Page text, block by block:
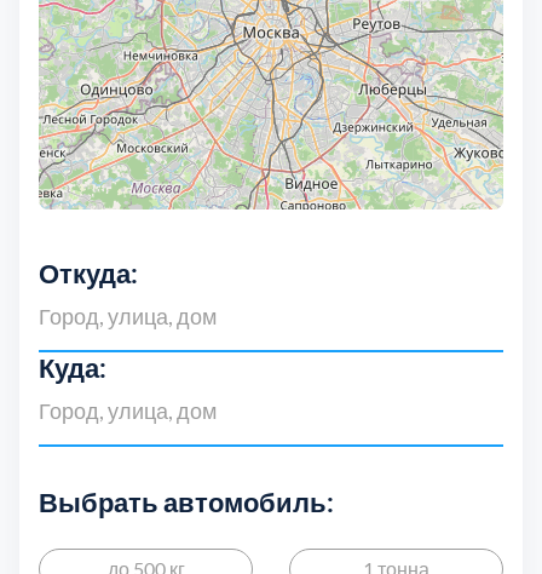
Откуда:
Куда:
Выбрать автомобиль:
до 500 кг 1 тонна
Дмитровский 7
Долгопрудный 2
Домодедовский 7
Егорьевский
Зеленоградский
Истринский 11
Каширский